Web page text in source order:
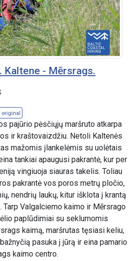
Kaltene - Mērsrags.
original
pajūrio pėsčiųjų maršruto atkarpa
ir kraštovaizdžiu. Netoli Kaltenės
mažomis įlankelėmis su uolėtais
tankiai apaugusi pakrantė, kur per
vingiuoja siauras takelis. Toliau
pakrantė vos poros metrų pločio,
nendrių laukų, kitur išklota į krantą
Valgalciemo kaimo ir Mērsrago
paplūdimiai su seklumomis
kaimą, maršrutas tęsiasi keliu,
pasuka į jūrą ir eina pamario
kaimo centro.